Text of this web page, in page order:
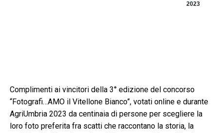
2023
Complimenti ai vincitori della 3° edizione del concorso
“Fotografi…AMO il Vitellone Bianco”, votati online e durante
AgriUmbria 2023 da centinaia di persone per scegliere la
loro foto preferita fra scatti che raccontano la storia, la